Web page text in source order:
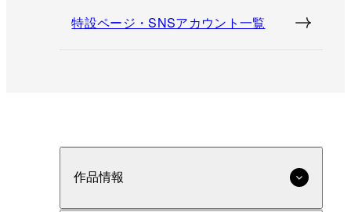
特設ページ・SNSアカウント一覧
作品情報